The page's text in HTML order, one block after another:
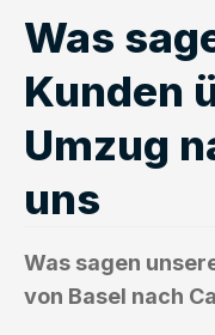
Was
Kunden
Umzug
uns
Was sagen
von Basel nach